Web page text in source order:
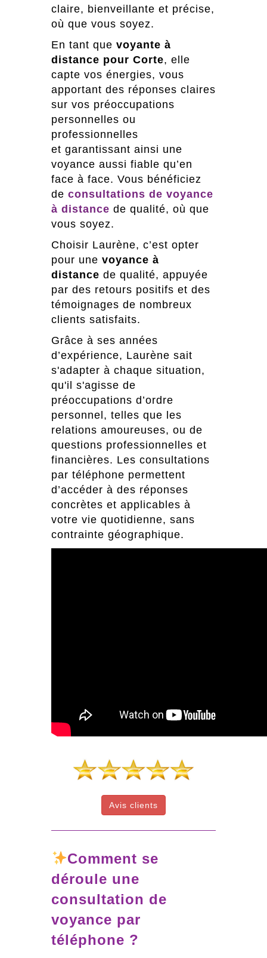
claire, bienveillante et précise,
où que vous soyez.
En tant que voyante à
distance pour Corte, elle
capte vos énergies, vous
apportant des réponses claires
sur vos préoccupations
personnelles ou
professionnelles
et garantissant ainsi une
voyance aussi fiable qu’en
face à face. Vous bénéficiez
de consultations de voyance
à distance de qualité, où que
vous soyez.
Choisir Laurène, c’est opter
pour une voyance à
distance de qualité, appuyée
par des retours positifs et des
témoignages de nombreux
clients satisfaits.
Grâce à ses années
d’expérience, Laurène sait
s'adapter à chaque situation,
qu'il s'agisse de
préoccupations d’ordre
personnel, telles que les
relations amoureuses, ou de
questions professionnelles et
financières. Les consultations
par téléphone permettent
d’accéder à des réponses
concrètes et applicables à
votre vie quotidienne, sans
contrainte géographique.
Avis clients
Comment se
déroule une
consultation de
voyance par
téléphone ?